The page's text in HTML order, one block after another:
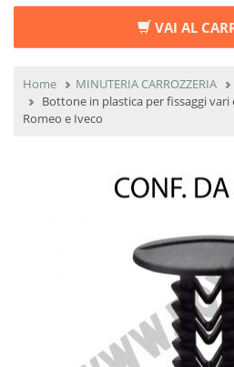
VAI AL
Home MINUTERIA CARROZZERIA
Bottone in plastica per fissaggi
Romeo e Iveco